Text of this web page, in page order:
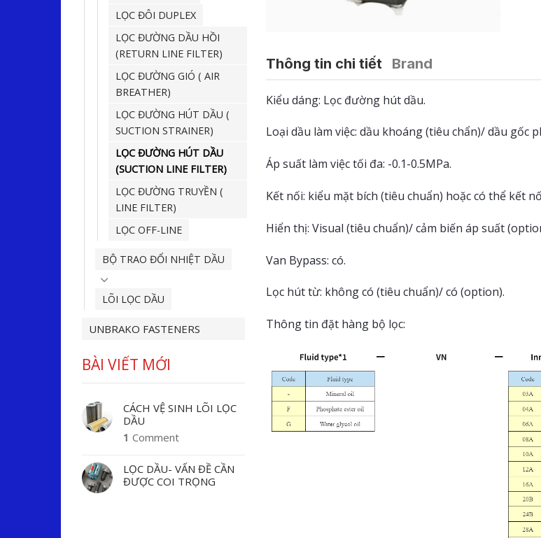
LỌC ĐÔI DUPLEX
LỌC ĐƯỜNG DẦU HỒI
(RETURN LINE FILTER)
LỌC ĐƯỜNG GIÓ ( AIR
BREATHER)
LỌC ĐƯỜNG HÚT DẦU (
SUCTION STRAINER)
LỌC ĐƯỜNG HÚT DẦU
(SUCTION LINE FILTER)
LỌC ĐƯỜNG TRUYỀN (
LINE FILTER)
LỌC OFF-LINE
BỘ TRAO ĐỔI NHIỆT DẦU
LÕI LỌC DẦU
UNBRAKO FASTENERS
BÀI VIẾT MỚI
CÁCH VỆ SINH LÕI LỌC
DẦU
1 Comment
LỌC DẦU- VẤN ĐỀ CẦN
ĐƯỢC COI TRỌNG
Thông tin chi tiết Brand
Kiểu dáng: Lọc đường hút dầu.
Loại dầu làm việc: dầu khoáng (tiêu chẩn)/ dầu gốc
Áp suất làm việc tối đa: -0.1-0.5MPa.
Kết nối: kiểu mặt bích (tiêu chuẩn) hoặc có thể kết
Hiển thị: Visual (tiêu chuẩn)/ cảm biến áp suất
Van Bypass: có.
Lọc hút từ: không có (tiêu chuẩn)/ có (option).
Thông tin đặt hàng bộ lọc: